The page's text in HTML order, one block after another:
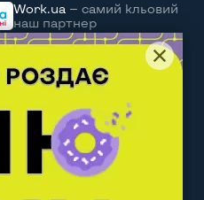
Work.ua — самий кльовий
наш партнер